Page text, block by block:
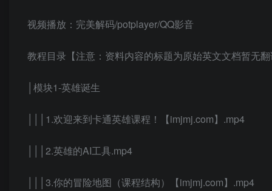
视频播放：完美解码/potplayer/QQ影音
教程目录【注意：资料内容的标题为原始英文文档暂无翻
│模块1-英雄诞生
│││1.欢迎来到卡通英雄课程！【imjmj.com】.mp4
│││2.英雄的AI工具.mp4
│││3.你的冒险地图（课程结构）【imjmj.com】.mp4